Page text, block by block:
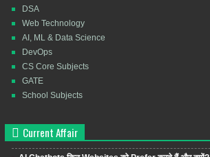
DSA
Web Technology
AI, ML & Data Science
DevOps
CS Core Subjects
GATE
School Subjects
Current Affair